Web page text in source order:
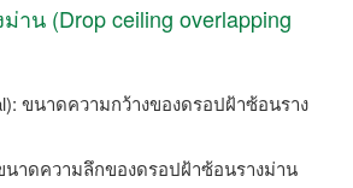
าน (Drop ceiling overlapping
ขนาดความกว้างของดรอปฝ้าซ้อนราง
นาดความลึกของดรอปฝ้าซ้อนรางม่าน